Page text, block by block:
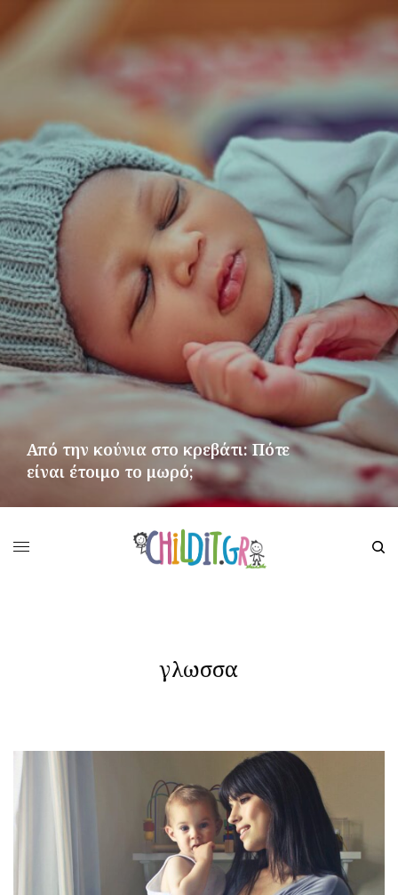
Από την κούνια στο κρεβάτι: Πότε
είναι έτοιμο το μωρό;
γλωσσα